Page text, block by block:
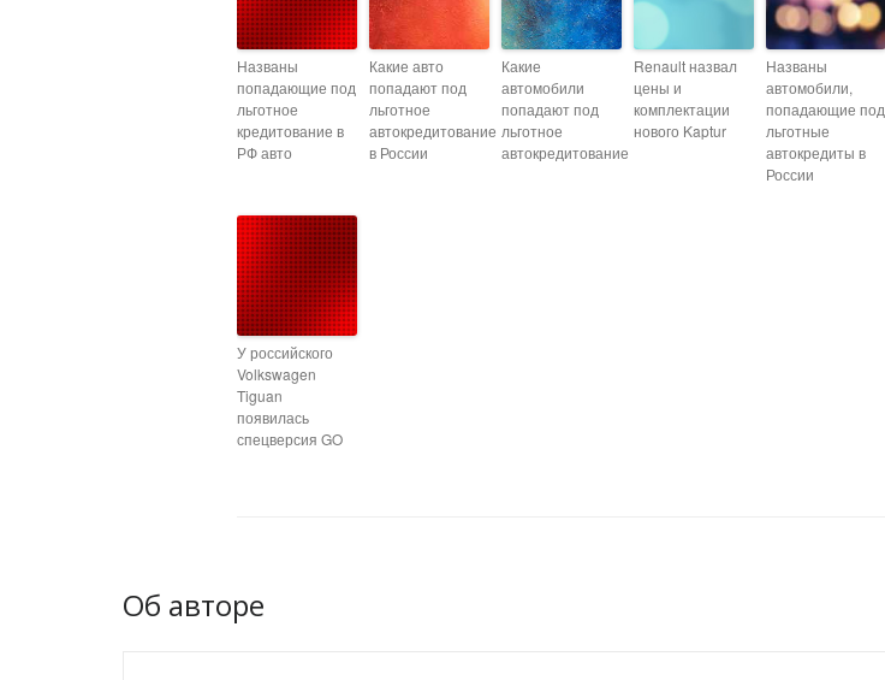
Названы
попадающие под
льготное
кредитование в
РФ авто
Какие авто
попадают под
льготное
автокредитование
в России
Какие
автомобили
попадают под
льготное
автокредитование
Renault назвал
цены и
комплектации
нового Kaptur
Названы
автомобили,
попадающие под
льготные
автокредиты в
России
У российского
Volkswagen
Tiguan
появилась
спецверсия GO
Об авторе